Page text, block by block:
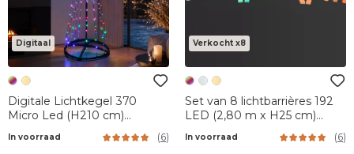
Digitaal
Digitale Lichtkegel 370
Micro Led (H210 cm)
Multikleur
In voorraad (6)
Verkocht x8
Set van 8 lichtbarrières 192
LED (2,80 m x H25 cm)
Sprookjesachtige Multicolor
In voorraad (6)